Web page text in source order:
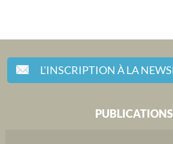
L'INSCRIPTION À LA
PUBLICATIONS